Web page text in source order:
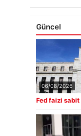
Güncel
06/08/2026
Fed faizi